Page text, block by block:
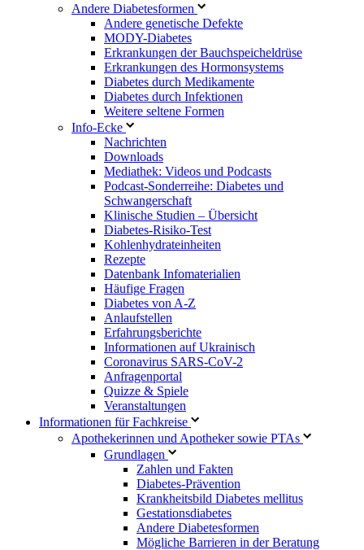
Andere Diabetesformen
Andere genetische Defekte
MODY-Diabetes
Erkrankungen der Bauchspeicheldrüse
Erkrankungen des Hormonsystems
Diabetes durch Medikamente
Diabetes durch Infektionen
Weitere seltene Formen
Info-Ecke
Nachrichten
Downloads
Mediathek: Videos und Podcasts
Podcast-Sonderreihe: Diabetes und
Schwangerschaft
Klinische Studien – Übersicht
Diabetes-Risiko-Test
Kohlenhydrateinheiten
Rezepte
Datenbank Infomaterialien
Häufige Fragen
Diabetes von A-Z
Anlaufstellen
Erfahrungsberichte
Informationen auf Ukrainisch
Coronavirus SARS-CoV-2
Anfragenportal
Quizze & Spiele
Veranstaltungen
Informationen für Fachkreise
Apothekerinnen und Apotheker sowie PTAs
Grundlagen
Zahlen und Fakten
Diabetes-Prävention
Krankheitsbild Diabetes mellitus
Gestationsdiabetes
Andere Diabetesformen
Mögliche Barrieren in der Beratung